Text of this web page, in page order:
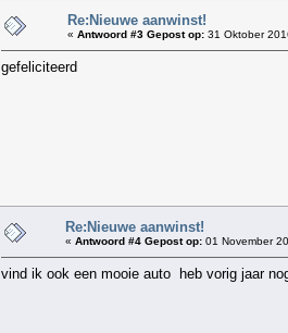
Re:Nieuwe aanwinst!
« Antwoord #3 Gepost op: 31 Oktober
gefeliciteerd
Re:Nieuwe aanwinst!
« Antwoord #4 Gepost op: 01 November
vind ik ook een mooie auto heb vorig jaar